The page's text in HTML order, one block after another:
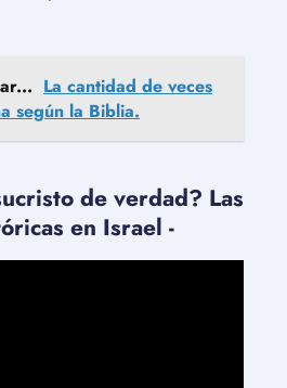
La cantidad de veces
según la Biblia.
de verdad? Las
en Israel -